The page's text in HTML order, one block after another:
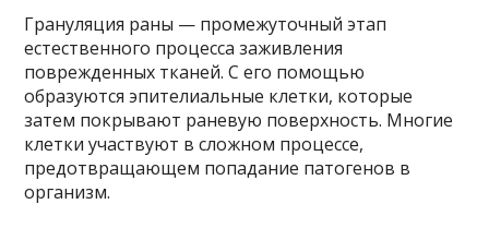
Грануляция раны — промежуточный этап
естественного процесса заживления
поврежденных тканей. С его помощью
образуются эпителиальные клетки, которые
затем покрывают раневую поверхность. Многие
клетки участвуют в сложном процессе,
предотвращающем попадание патогенов в
организм.